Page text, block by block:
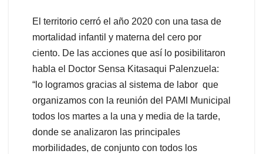
El territorio cerró el año 2020 con una tasa de
mortalidad infantil y materna del cero por
ciento. De las acciones que así lo posibilitaron
habla el Doctor Sensa Kitasaqui Palenzuela:
“lo logramos gracias al sistema de labor que
organizamos con la reunión del PAMI Municipal
todos los martes a la una y media de la tarde,
donde se analizaron las principales
morbilidades, de conjunto con todos los